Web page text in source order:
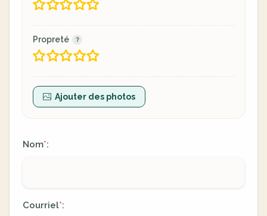
Propreté
Ajouter des photos
Nom*:
Courriel*: